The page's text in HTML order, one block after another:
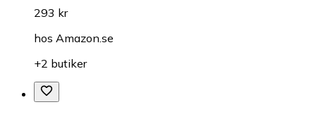
293 kr
hos Amazon.se
+2 butiker